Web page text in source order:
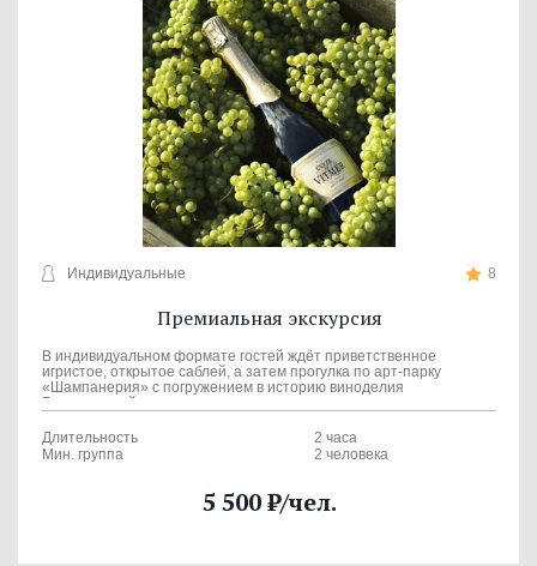
Индивидуальные 8
Премиальная экскурсия
В индивидуальном формате гостей ждёт приветственное
игристое, открытое саблей, а затем прогулка по арт-парку
«Шампанерия» с погружением в историю виноделия
Балаклавской долины.
Длительность
2 часа
Мин. группа
2 человека
5 500₽/чел.